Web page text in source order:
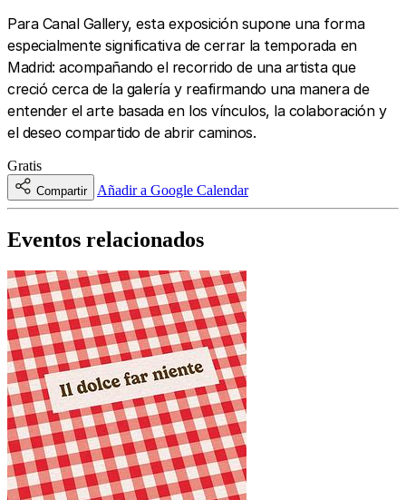
Para Canal Gallery, esta exposición supone una forma
especialmente significativa de cerrar la temporada en
Madrid: acompañando el recorrido de una artista que
creció cerca de la galería y reafirmando una manera de
entender el arte basada en los vínculos, la colaboración y
el deseo compartido de abrir caminos.
Gratis
Compartir Añadir a Google Calendar
Eventos relacionados